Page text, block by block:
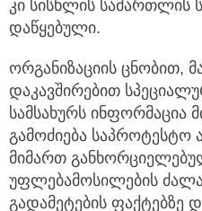
კი სისხლის სამართლის
დაწყებული.
ორგანიზაციის ცნობით,
დაკავშირებით
სამსახურს ინფორმაცია
გამოძიება საპროტესტო
მიმართ
უფლებამოსილების
გადამეტების ფაქტებზე